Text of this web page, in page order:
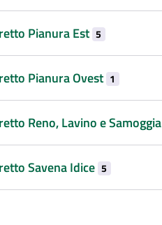
Pianura Est 5
Pianura Ovest 1
Reno, Lavino e Samoggia
Savena Idice 5